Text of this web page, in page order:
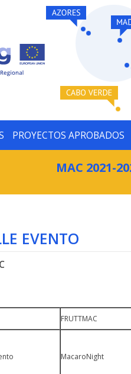
PROYECTOS APROBADOS
MAC 2021-
EVENTO
FRUTTMAC
MacaroNight